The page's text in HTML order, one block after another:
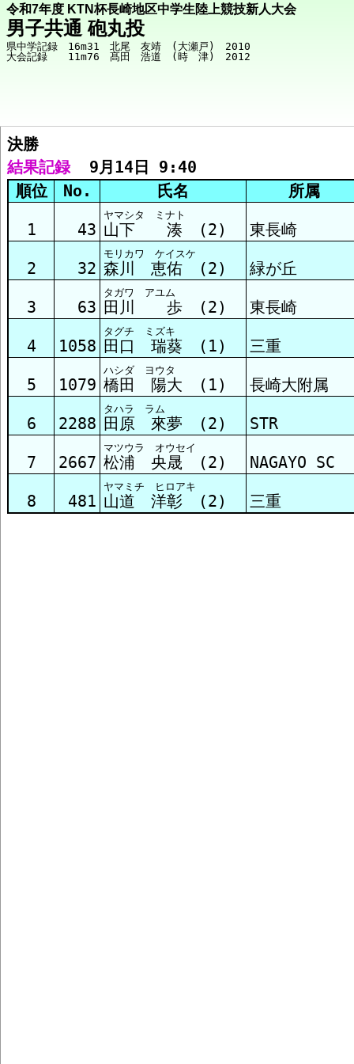
令和7年度 KTN杯長崎地区中学生陸上競技新人大会
男子共通 砲丸投
県中学記録　16m31　北尾　友靖　(大瀬戸)　2010
競技メニューへ
決勝 結果
決勝
結果記録
  9月14日 9:40
順位
No. 氏名 所属
1 43
ヤマシタ ミナト
山下 湊 (2) 東長崎
2 32
モリカワ ケイスケ
森川 恵佑 (2) 緑が丘
3 63
タガワ アユム
田川 歩 (2) 東長崎
4 1058
タグチ ミズキ
田口 瑞葵 (1) 三重
5 1079
ハシダ ヨウタ
橋田 陽大 (1) 長崎大附属
6 2288
タハラ ラム
田原 來夢 (2) STR
7 2667
マツウラ オウセイ
松浦 央晟 (2) NAGAYO SC
8 481
ヤマミチ ヒロアキ
山道 洋彰 (2) 三重